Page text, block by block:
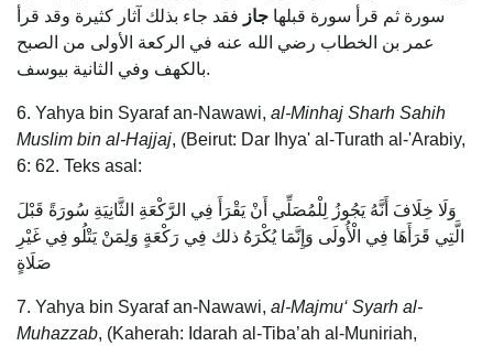
سورة ثم قرأ سورة قبلها جاز فقد جاء بذلك آثار كثيرة وقد قرأ
عمر بن الخطاب رضي الله عنه في الركعة الأولى من الصبح
بالكهف وفي الثانية بيوسف.
6. Yahya bin Syaraf an-Nawawi, al-Minhaj Sharh Sahih
Muslim bin al-Hajjaj, (Beirut: Dar Ihya' al-Turath al-'Arabiy,
6: 62. Teks asal:
وَلَا خِلَافَ أَنَّهُ يَجُوزُ لِلْمُصَلِّي أَنْ يَقْرَأَ فِي الرَّكْعَةِ الثَّانِيَةِ سُورَةً قَبْلَ
الَّتِي قَرَأَهَا فِي الْأُولَى وَإِنَّمَا يُكْرَهُ ذلك فِي رَكْعَةٍ وَلِمَنْ يَتْلُو فِي غَيْرِ
صَلَاةٍ
7. Yahya bin Syaraf an-Nawawi, al-Majmu‘ Syarh al-
Muhazzab, (Kaherah: Idarah al-Tiba’ah al-Muniriah,